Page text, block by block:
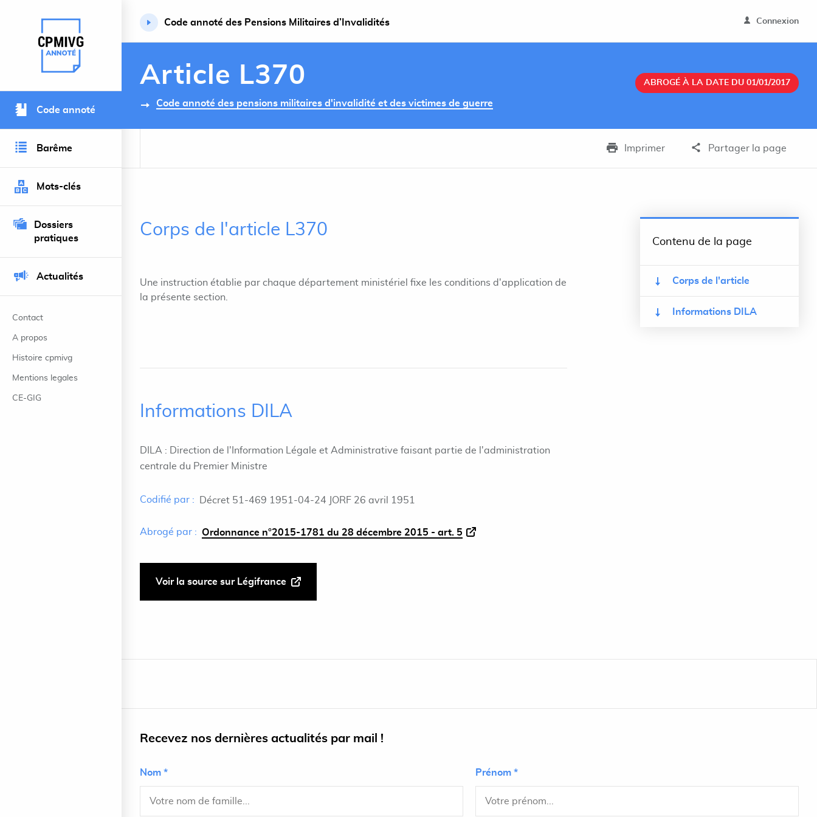
Retour à l’accueil du site
Code annoté
Barême
Mots-clés
Dossiers
pratiques
Actualités
Contact
A propos
Histoire cpmivg
Mentions legales
CE-GIG
Code annoté des Pensions Militaires d’Invalidités Connexion
Article L370
Code annoté des pensions militaires d'invalidité et des victimes de guerre
ABROGÉ À LA DATE DU 01/01/2017
Imprimer Partager la page
Corps de l'article L370
Une instruction établie par chaque département ministériel fixe les conditions d'application de
la présente section.
Informations DILA
DILA : Direction de l'Information Légale et Administrative faisant partie de l'administration
centrale du Premier Ministre
Codifié par : Décret 51-469 1951-04-24 JORF 26 avril 1951
Abrogé par : Ordonnance n°2015-1781 du 28 décembre 2015 - art. 5
Voir la source sur Légifrance
Contenu de la page
Corps de l'article
Informations DILA
Recevez nos dernières actualités par mail !
Nom * Prénom *